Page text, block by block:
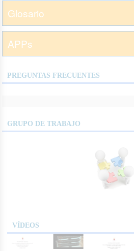
Glosario
APPs
PREGUNTAS FRECUENTES
GRUPO DE TRABAJO
VÍDEOS